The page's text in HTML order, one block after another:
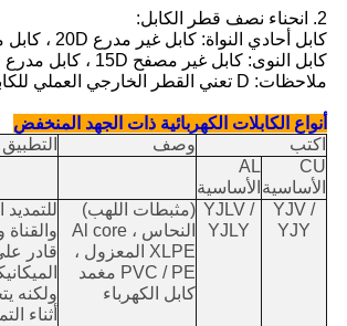
2. انحناء نصف قطر الكابل:
كابل أحادي النواة: كابل غير مدرع 20D ، كابل مصفح 15D
كابل النوى: كابل غير مصفح 15D ، كابل مدرع 12D.
ملاحظات: D تعني القطر الخارجي العملي للكابل
أنواع الكابلات الكهربائية ذات الجهد المنخفض
اكتب
وصف
CU
الأساسية
AL
الأساسية
YJV /
YJY
YJLV /
YJLY
(مثبطات اللهب)
النحاس ، Al core
XLPE المعزول ،
PVC / PE مغمد
كابل الكهرباء
للتمديد
قادر
ولكنه
أثناء